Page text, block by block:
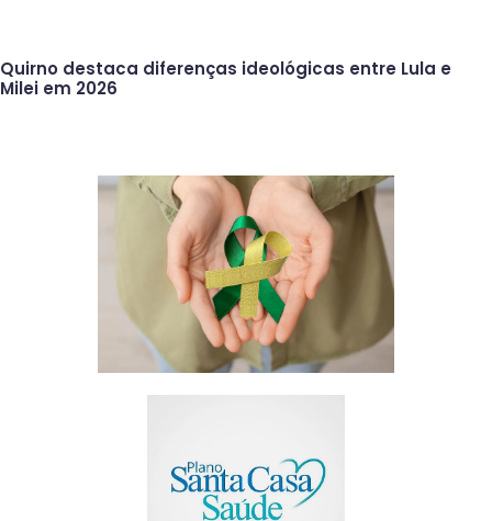
Quirno destaca diferenças ideológicas entre Lula e
Milei em 2026